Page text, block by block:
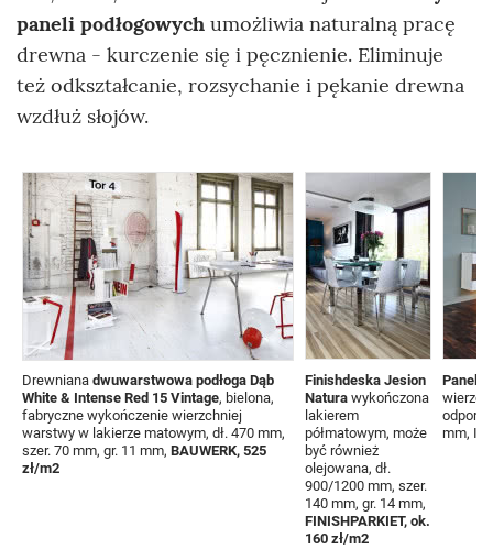
paneli podłogowych umożliwia naturalną pracę
drewna - kurczenie się i pęcznienie. Eliminuje
też odkształcanie, rozsychanie i pękanie drewna
wzdłuż słojów.
Drewniana dwuwarstwowa podłoga Dąb
White & Intense Red 15 Vintage, bielona,
fabryczne wykończenie wierzchniej
warstwy w lakierze matowym, dł. 470 mm,
szer. 70 mm, gr. 11 mm, BAUWERK, 525
zł/m2
Finishdeska Jesion
Natura wykończona
lakierem
półmatowym, może
być również
olejowana, dł.
900/1200 mm, szer.
140 mm, gr. 14 mm,
FINISHPARKIET, ok.
160 zł/m2
Panele
mm,